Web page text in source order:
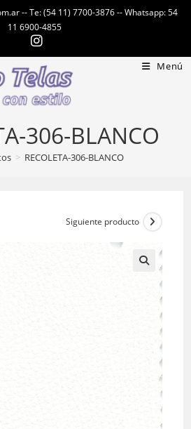
-- Te: (54 11) 7700-3876 -- Whatsapp: 54
11 6900-4855
Menú
306-BLANCO
> RECOLETA-306-BLANCO
Siguiente producto